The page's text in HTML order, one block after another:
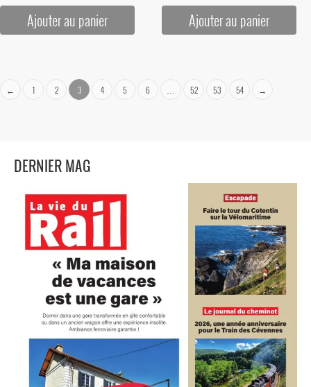
Ajouter au panier Ajouter au panier
← 1 2 3 4 5 6 52 53 54 →
DERNIER MAG